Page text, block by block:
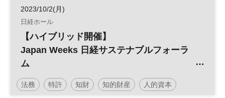
2023/10/2(月)
日経ホール
【ハイブリッド開催】
Japan Weeks 日経サステナブルフォーラ
ム
第1回NIKKEI知財・無形資産シンポジウム
／世界の機関投資家の潮流
法務 特許 知財 知的財産 人的資本